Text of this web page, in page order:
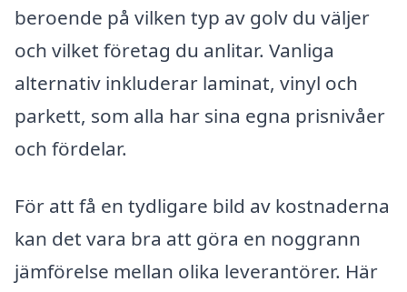
beroende på vilken typ av golv du väljer
och vilket företag du anlitar. Vanliga
alternativ inkluderar laminat, vinyl och
parkett, som alla har sina egna prisnivåer
och fördelar.
För att få en tydligare bild av kostnaderna
kan det vara bra att göra en noggrann
jämförelse mellan olika leverantörer. Här